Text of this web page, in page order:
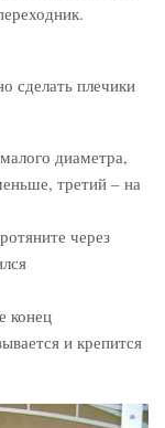
сделать плечики
диаметра,
третий – на
через
конец
и крепится